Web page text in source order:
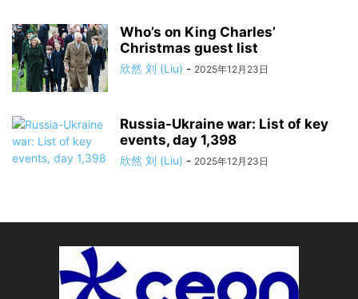
Who’s on King Charles’
Christmas guest list
欣然 刘 (Liu) - 2025年12月23日
Russia-Ukraine war: List of key
events, day 1,398
欣然 刘 (Liu) - 2025年12月23日